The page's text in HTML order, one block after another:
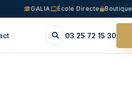
GALIA École Directe Boutique
03 25 72 15 30